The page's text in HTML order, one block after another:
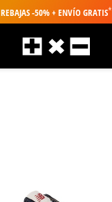
REBAJAS -50% + ENVÍO GRATIS*